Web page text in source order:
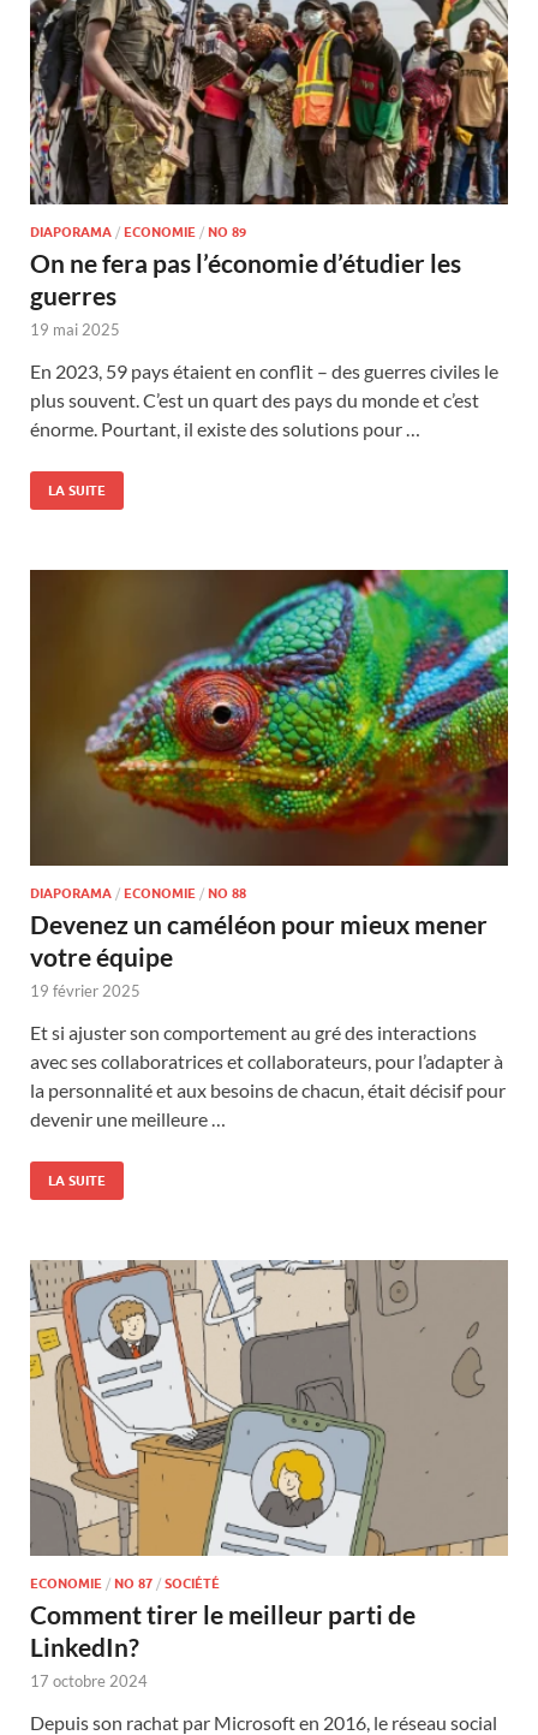
DIAPORAMA / ECONOMIE / NO 89
On ne fera pas l’économie d’étudier les
guerres
19 mai 2025
En 2023, 59 pays étaient en conflit – des guerres civiles le
plus souvent. C’est un quart des pays du monde et c’est
énorme. Pourtant, il existe des solutions pour …
LA SUITE
DIAPORAMA / ECONOMIE / NO 88
Devenez un caméléon pour mieux mener
votre équipe
19 février 2025
Et si ajuster son comportement au gré des interactions
avec ses collaboratrices et collaborateurs, pour l’adapter à
la personnalité et aux besoins de chacun, était décisif pour
devenir une meilleure …
LA SUITE
ECONOMIE / NO 87 / SOCIÉTÉ
Comment tirer le meilleur parti de
LinkedIn?
17 octobre 2024
Depuis son rachat par Microsoft en 2016, le réseau social